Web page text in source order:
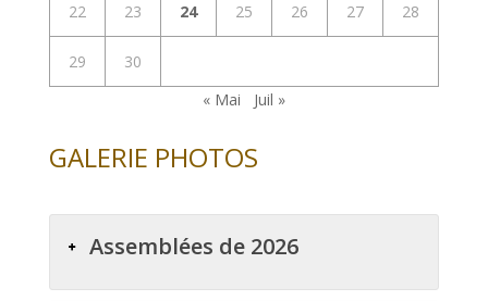
22 23 24 25 26 27 28
29
30
« Mai
Juil »
GALERIE PHOTOS
Assemblées de 2026